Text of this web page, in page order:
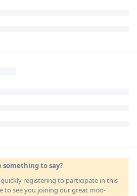
something to say?
registering to participate in this
to see you joining our great moo-